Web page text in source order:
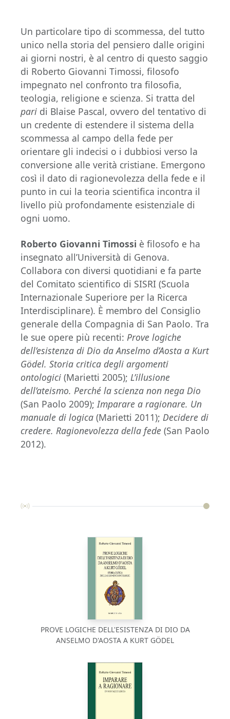
Un particolare tipo di scommessa, del tutto
unico nella storia del pensiero dalle origini
ai giorni nostri, è al centro di questo saggio
di Roberto Giovanni Timossi, filosofo
impegnato nel confronto tra filosofia,
teologia, religione e scienza. Si tratta del
pari di Blaise Pascal, ovvero del tentativo di
un credente di estendere il sistema della
scommessa al campo della fede per
orientare gli indecisi o i dubbiosi verso la
conversione alle verità cristiane. Emergono
così il dato di ragionevolezza della fede e il
punto in cui la teoria scientifica incontra il
livello più profondamente esistenziale di
ogni uomo.
Roberto Giovanni Timossi è filosofo e ha
insegnato all’Università di Genova.
Collabora con diversi quotidiani e fa parte
del Comitato scientifico di SISRI (Scuola
Internazionale Superiore per la Ricerca
Interdisciplinare). È membro del Consiglio
generale della Compagnia di San Paolo. Tra
le sue opere più recenti: Prove logiche
dell’esistenza di Dio da Anselmo d’Aosta a Kurt
Gödel. Storia critica degli argomenti
ontologici (Marietti 2005); L’illusione
dell’ateismo. Perché la scienza non nega Dio
(San Paolo 2009); Imparare a ragionare. Un
manuale di logica (Marietti 2011); Decidere di
credere. Ragionevolezza della fede (San Paolo
2012).
PROVE LOGICHE DELL'ESISTENZA DI DIO DA
ANSELMO D'AOSTA A KURT GÖDEL